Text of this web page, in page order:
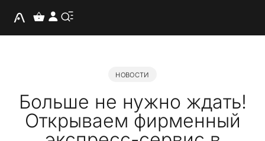
НОВОСТИ
Больше не нужно ждать!
Открываем фирменный